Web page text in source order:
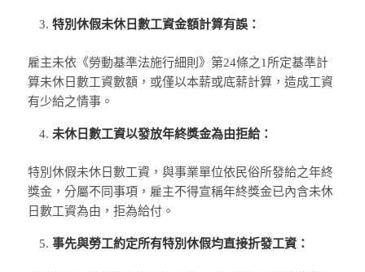
特別休假未休日數工資金額計算有誤：
雇主未依《勞動基準法施行細則》第24條之1所定基準計
算未休日數工資數額，或僅以本薪或底薪計算，造成工資
有少給之情事。
未休日數工資以發放年終獎金為由拒給：
特別休假未休日數工資，與事業單位依民俗所發給之年終
獎金，分屬不同事項，雇主不得宣稱年終獎金已內含未休
日數工資為由，拒為給付。
事先與勞工約定所有特別休假均直接折發工資：